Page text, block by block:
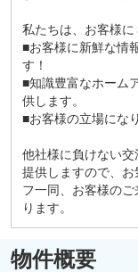
私たちは、お客様に
■お客様に新鮮な情
す！
■知識豊富なホーム
供します。
■お客様の立場にな
他社様に負けない
提供しますので、
フ一同、お客様の
ります。
物件概要